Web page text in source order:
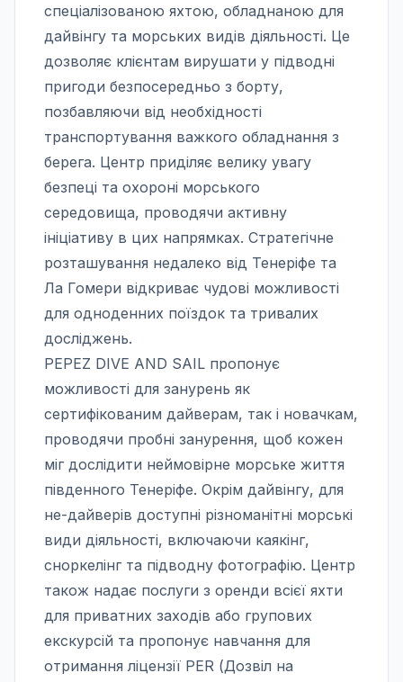
спеціалізованою яхтою, обладнаною для
дайвінгу та морських видів діяльності. Це
дозволяє клієнтам вирушати у підводні
пригоди безпосередньо з борту,
позбавляючи від необхідності
транспортування важкого обладнання з
берега. Центр приділяє велику увагу
безпеці та охороні морського
середовища, проводячи активну
ініціативу в цих напрямках. Стратегічне
розташування недалеко від Тенеріфе та
Ла Гомери відкриває чудові можливості
для одноденних поїздок та тривалих
досліджень.
PEPEZ DIVE AND SAIL пропонує
можливості для занурень як
сертифікованим дайверам, так і новачкам,
проводячи пробні занурення, щоб кожен
міг дослідити неймовірне морське життя
південного Тенеріфе. Окрім дайвінгу, для
не-дайверів доступні різноманітні морські
види діяльності, включаючи каякінг,
сноркелінг та підводну фотографію. Центр
також надає послуги з оренди всієї яхти
для приватних заходів або групових
екскурсій та пропонує навчання для
отримання ліцензії PER (Дозвіл на